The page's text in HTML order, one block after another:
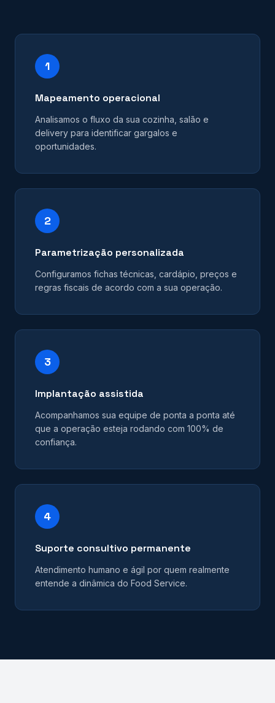
1
Mapeamento operacional
Analisamos o fluxo da sua cozinha, salão e
delivery para identificar gargalos e
oportunidades.
2
Parametrização personalizada
Configuramos fichas técnicas, cardápio, preços e
regras fiscais de acordo com a sua operação.
3
Implantação assistida
Acompanhamos sua equipe de ponta a ponta até
que a operação esteja rodando com 100% de
confiança.
4
Suporte consultivo permanente
Atendimento humano e ágil por quem realmente
entende a dinâmica do Food Service.